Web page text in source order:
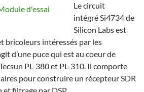
Le circuit
intégré Si4734 de
Silicon Labs est
bricoleurs intéressés par les
d’une puce qui est au coeur de
PL-380 et PL-310. Il comporte
pour construire un récepteur SDR